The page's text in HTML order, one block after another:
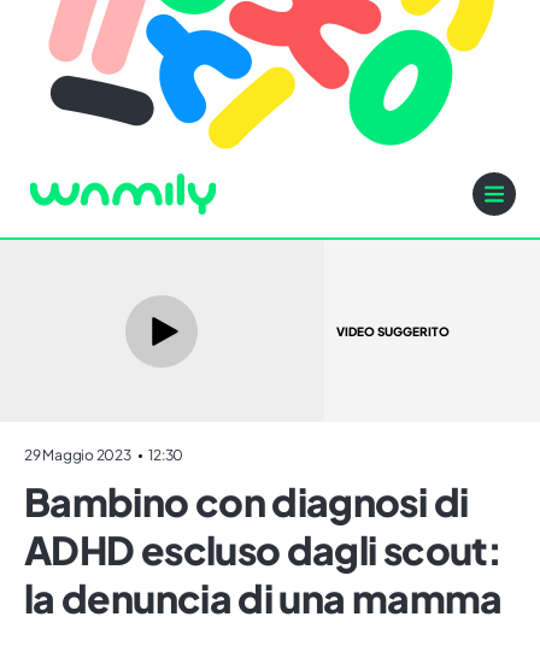
VIDEO SUGGERITO
29 Maggio 2023 12:30
Bambino con diagnosi di
ADHD escluso dagli scout:
la denuncia di una mamma